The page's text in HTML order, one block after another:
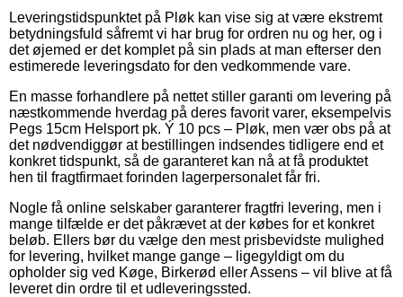
Leveringstidspunktet på Pløk kan vise sig at være ekstremt
betydningsfuld såfremt vi har brug for ordren nu og her, og i
det øjemed er det komplet på sin plads at man efterser den
estimerede leveringsdato for den vedkommende vare.
En masse forhandlere på nettet stiller garanti om levering på
næstkommende hverdag på deres favorit varer, eksempelvis
Pegs 15cm Helsport pk. Ý 10 pcs – Pløk, men vær obs på at
det nødvendiggør at bestillingen indsendes tidligere end et
konkret tidspunkt, så de garanteret kan nå at få produktet
hen til fragtfirmaet forinden lagerpersonalet får fri.
Nogle få online selskaber garanterer fragtfri levering, men i
mange tilfælde er det påkrævet at der købes for et konkret
beløb. Ellers bør du vælge den mest prisbevidste mulighed
for levering, hvilket mange gange – ligegyldigt om du
opholder sig ved Køge, Birkerød eller Assens – vil blive at få
leveret din ordre til et udleveringssted.